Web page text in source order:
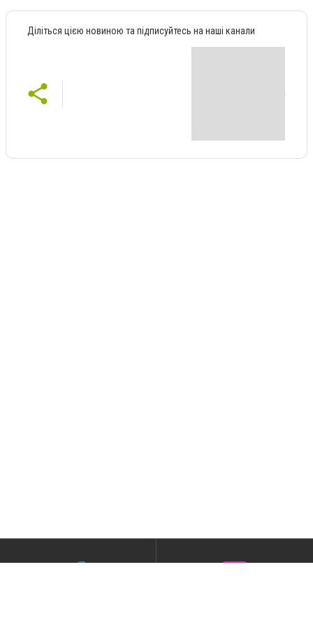
Діліться цією новиною та підписуйтесь на наші канали